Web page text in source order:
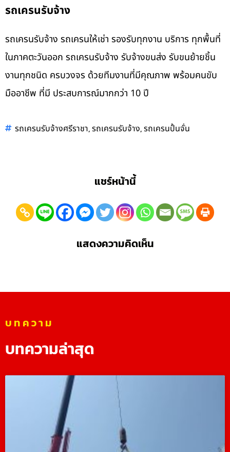
รถเครนรับจ้าง
รถเครนรับจ้าง รถเครนให้เช่า รองรับทุกงาน บริการ ทุกพื้นที่
ในภาคตะวันออก รถเครนรับจ้าง รับจ้างขนส่ง รับขนย้ายชิ้น
งานทุกชนิด ครบวงจร ด้วยทีมงานที่มีคุณภาพ พร้อมคนขับ
มืออาชีพ ที่มี ประสบการณ์มากกว่า 10 ปี
รถเครนรับจ้างศรีราชา,รถเครนรับจ้าง,รถเครนปั้นจั่น
แชร์หน้านี้
แสดงความคิดเห็น
บทความ
บทความล่าสุด